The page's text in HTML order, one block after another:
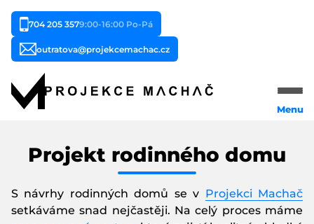
704 205 3579:00-16:00 Po-Pá
outratova@projekcemachac.cz
Naše služby
Typy staveb
Menu
Projekt rodinného domu
S návrhy rodinných domů se v Projekci Machač
setkáváme snad nejčastěji. Na celý proces máme